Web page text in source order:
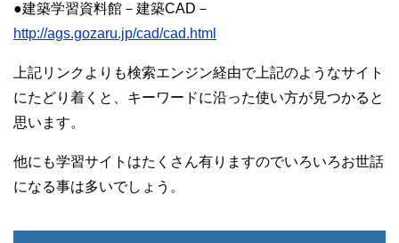
●建築学習資料館－建築CAD－
http://ags.gozaru.jp/cad/cad.html
上記リンクよりも検索エンジン経由で上記のようなサイト
にたどり着くと、キーワードに沿った使い方が見つかると
思います。
他にも学習サイトはたくさん有りますのでいろいろお世話
になる事は多いでしょう。